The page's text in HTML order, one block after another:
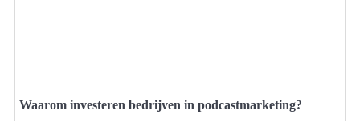
Waarom investeren bedrijven in podcastmarketing?